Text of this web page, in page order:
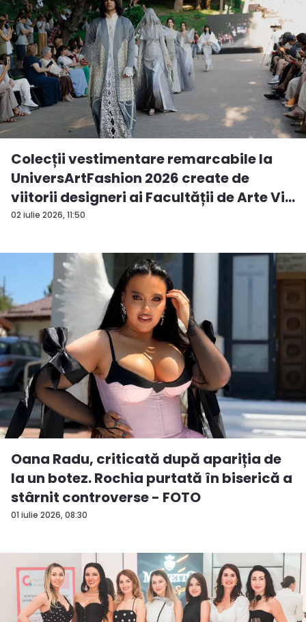
02 iulie 2026, 11:50
Colecții vestimentare remarcabile la
UniversArtFashion 2026 create de
viitorii designeri ai Facultății de Arte Vi...
01 iulie 2026, 08:30
Oana Radu, criticată după apariția de
la un botez. Rochia purtată în biserică a
stârnit controverse - FOTO